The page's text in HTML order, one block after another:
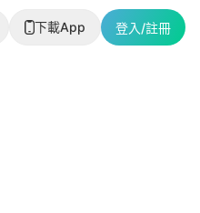
下載App 登入/註冊